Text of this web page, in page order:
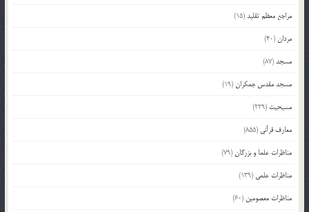
مراجع معظم تقلید(15)
مردان(40)
مسجد(87)
مسجد مقدس جمکران(19)
مسیحیت (229)
معارف قرآنی (855)
مناظرات علما و بزرگان(79)
مناظرات علمی (139)
مناظرات معصومین (60)